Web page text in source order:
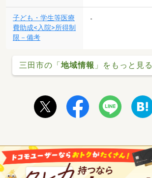
子ども・学生等医療
費助成<入院>所得制
限－備考
-
三田市の「 地域情報 」をもっと見る